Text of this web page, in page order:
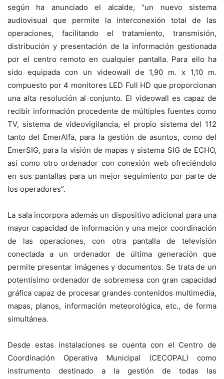
según ha anunciado el alcalde, “un nuevo sistema
audiovisual que permite la interconexión total de las
operaciones, facilitando el tratamiento, transmisión,
distribución y presentación de la información gestionada
por el centro remoto en cualquier pantalla. Para ello ha
sido equipada con un videowall de 1,90 m. x 1,10 m.
compuesto por 4 monitores LED Full HD que proporcionan
una alta resolución al conjunto. El videowall es capaz de
recibir información procedente de múltiples fuentes como
TV, sistema de videovigilancia, el propio sistema del 112
tanto del EmerAlfa, para la gestión de asuntos, como del
EmerSIG, para la visión de mapas y sistema SIG de ECHO,
así como otro ordenador con conexión web ofreciéndolo
en sus pantallas para un mejor seguimiento por parte de
los operadores”.
La sala incorpora además un dispositivo adicional para una
mayor capacidad de información y una mejor coordinación
de las operaciones, con otra pantalla de televisión
conectada a un ordenador de última generación que
permite presentar imágenes y documentos. Se trata de un
potentísimo ordenador de sobremesa con gran capacidad
gráfica capaz de procesar grandes contenidos multimedia,
mapas, planos, información meteorológica, etc., de forma
simultánea.
Desde estas instalaciones se cuenta con el Centro de
Coordinación Operativa Municipal (CECOPAL) como
instrumento destinado a la gestión de todas las